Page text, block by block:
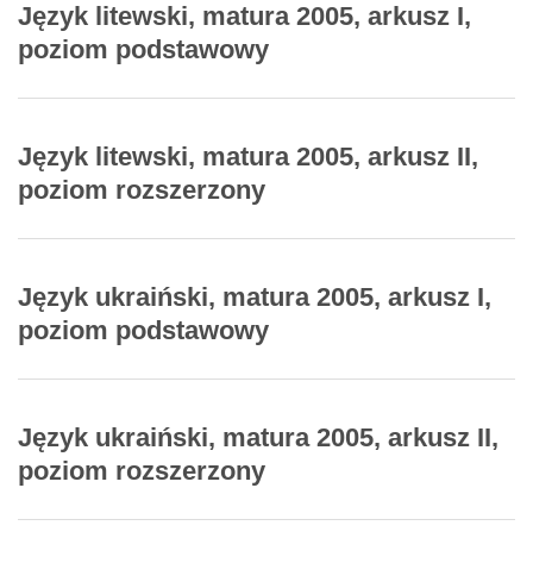
Język litewski, matura 2005, arkusz I,
poziom podstawowy
Język litewski, matura 2005, arkusz II,
poziom rozszerzony
Język ukraiński, matura 2005, arkusz I,
poziom podstawowy
Język ukraiński, matura 2005, arkusz II,
poziom rozszerzony